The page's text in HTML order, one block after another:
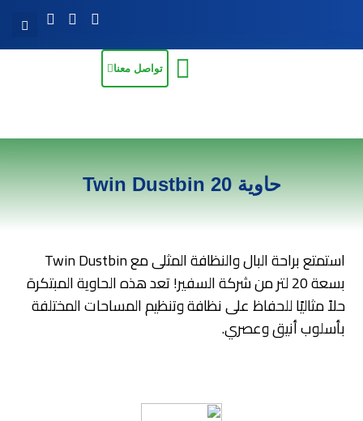
تواصل معنا
حاوية Twin Dustbin 20
استمتع براحة البال والنظافة المثلى مع Twin Dustbin
بسعة 20 لتر من شركة السفير! تعد هذه الحاوية المبتكرة
حلاً مثاليًا للحفاظ على نظافة وتنظيم المساحات المختلفة
بأسلوب أنيق وعصري.